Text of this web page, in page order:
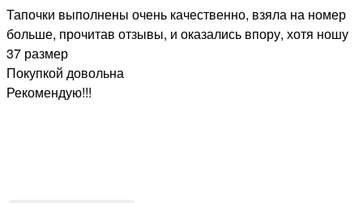
Тапочки выполнены очень качественно, взяла на номер
больше, прочитав отзывы, и оказались впору, хотя ношу
37 размер
Покупкой довольна
Рекомендую!!!